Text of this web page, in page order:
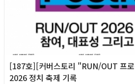
[187호][커버스토리 "RUN/OUT 프
2026 정치 축제 기록